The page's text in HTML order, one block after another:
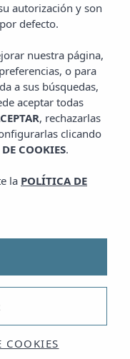
autorización y son
defecto.
nuestra página,
o para
a sus búsquedas,
aceptar todas
, rechazarlas
clicando
COOKIES.
la POLÍTICA DE
COOKIES